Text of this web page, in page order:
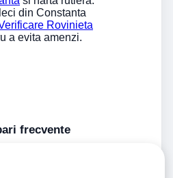
din Constanta
Rovinieta
a evita amenzi.
frecvente